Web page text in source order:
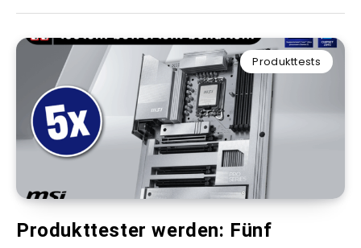
Produkttests
Produkttester werden: Fünf